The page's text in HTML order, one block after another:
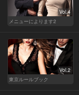
Vol.4
メニューによります2
Vol.2
東京ルールブック